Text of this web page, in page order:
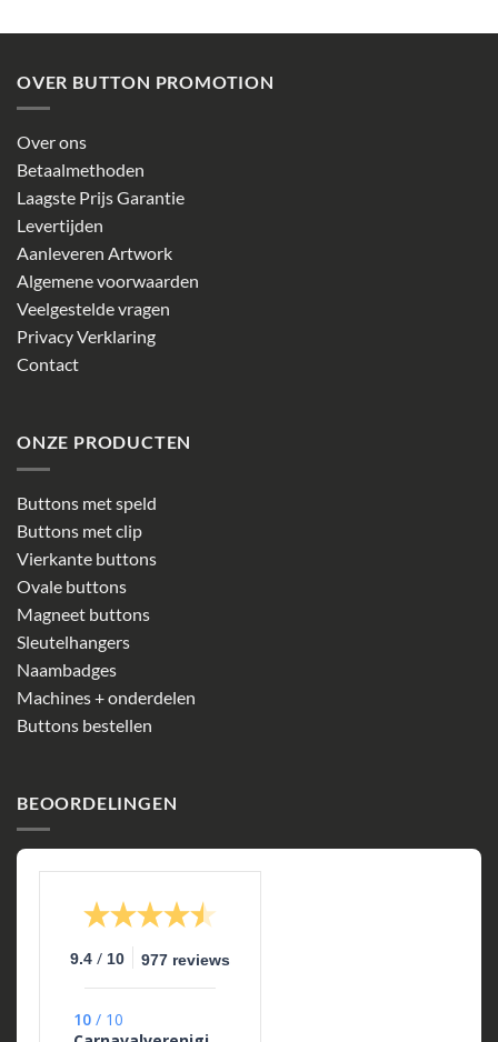
OVER BUTTON PROMOTION
Over ons
Betaalmethoden
Laagste Prijs Garantie
Levertijden
Aanleveren Artwork
Algemene voorwaarden
Veelgestelde vragen
Privacy Verklaring
Contact
ONZE PRODUCTEN
Buttons met speld
Buttons met clip
Vierkante buttons
Ovale buttons
Magneet buttons
Sleutelhangers
Naambadges
Machines + onderdelen
Buttons bestellen
BEOORDELINGEN
9.4 / 10 977 reviews
10 / 10